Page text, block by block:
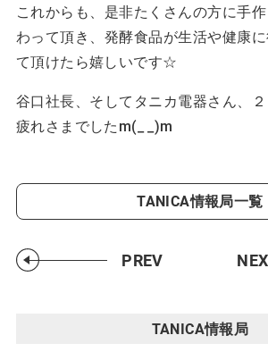
これからも、是非たくさんの方に手
わって頂き、発酵食品が生活や健康
て頂けたら嬉しいです☆
谷口社長、そしてタニカ電器さん、
疲れさまでしたm(_ _)m
PREV
TANICA情報局一覧
TANICA情報局